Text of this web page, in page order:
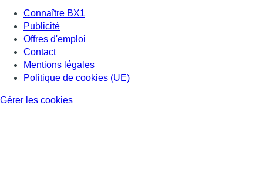
Connaître BX1
Publicité
Offres d'emploi
Contact
Mentions légales
Politique de cookies (UE)
Gérer les cookies